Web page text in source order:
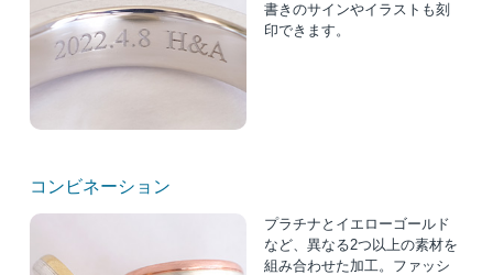
書きのサインやイラストも刻
印できます。
コンビネーション
プラチナとイエローゴールド
など、異なる2つ以上の素材を
組み合わせた加工。ファッシ